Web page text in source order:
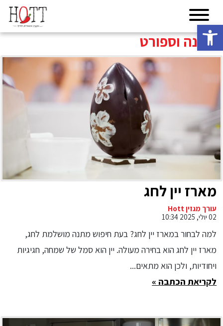
פתח סרגל נגישות
תזונה וספורט
מארז יין לחג
עורך מגזין Hott
02 יולי, 2025 10:34
למה לבחור במארז יין לחג? בעת חיפוש מתנה מושלמת לחג,
מארז יין לחג הוא בחירה מעולה. יין הוא סמל של שמחה, חגיגיות
ויחודיות, ולכן הוא מתאים...
לקריאת הכתבה »